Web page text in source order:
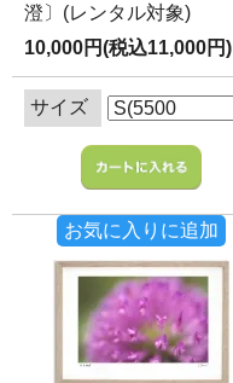
澄〕(レンタル対象)
10,000円(税込11,000円)
サイズ
お気に入りに追加